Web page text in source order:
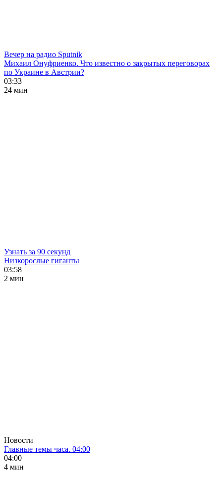
Вечер на радио Sputnik
Михаил Онуфриенко. Что известно о закрытых переговорах
по Украине в Австрии?
03:33
24 мин
Узнать за 90 секунд
Низкорослые гиганты
03:58
2 мин
Новости
Главные темы часа. 04:00
04:00
4 мин